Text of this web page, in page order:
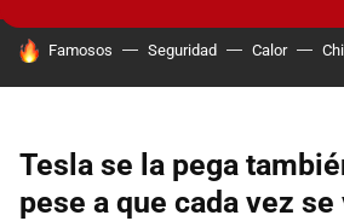
HOY SE HABLA DE
Famosos Seguridad Calor
Tesla se la pega
pese a que cada vez